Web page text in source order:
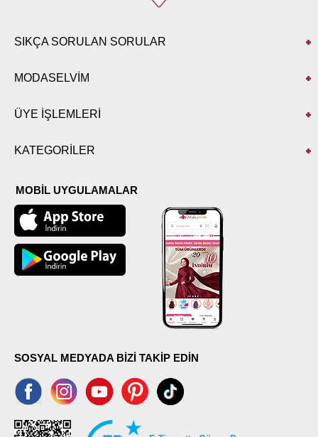
SIKÇA SORULAN SORULAR
MODASELVİM
ÜYE İŞLEMLERİ
KATEGORİLER
MOBİL UYGULAMALAR
SOSYAL MEDYADA BİZİ TAKİP EDİN